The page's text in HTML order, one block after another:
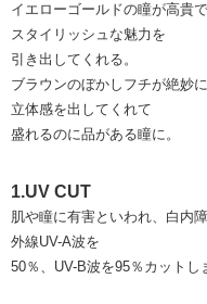
イエローゴールドの瞳が高貴で
スタイリッシュな魅力を
引き出してくれる。
ブラウンのぼかしフチが絶妙に
立体感を出してくれて
盛れるのに品がある瞳に。
1.UV CUT
肌や瞳に有害といわれ、白内
外線UV-A波を
50％、UV-B波を95％カットし